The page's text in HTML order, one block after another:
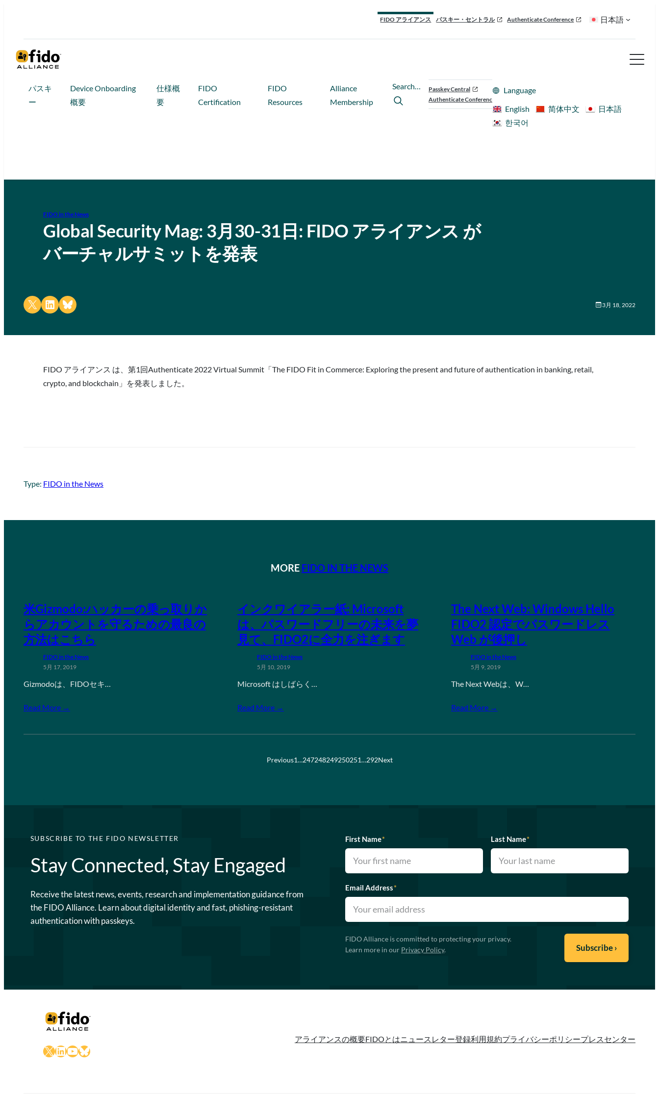
FIDO アライアンス パスキー・セントラル Authenticate Conference 日本語
パスキ
ー
Device Onboarding
概要
仕様概
要
FIDO
Certification
FIDO
Resources
Alliance
Membership
Search…
Passkey Central
Authenticate Conference
Language
English
简体中文
日本語
한국어
FIDO in the News
Global Security Mag: 3月30-31日: FIDO アライアンス が
バーチャルサミットを発表
Share on X Share on LinkedIn
Share on Bluesky 3月 18, 2022
FIDO アライアンス は、第1回Authenticate 2022 Virtual Summit「The FIDO Fit in Commerce: Exploring the present and future of authentication in banking, retail,
crypto, and blockchain」を発表しました。
Type: FIDO in the News
MORE FIDO IN THE NEWS
米Gizmodo:ハッカーの乗っ取りか
らアカウントを守るための最良の
方法はこちら
FIDO in the News
5月 17, 2019
Gizmodoは、FIDOセキ…
Read More →
インクワイアラー紙: Microsoft
は、パスワードフリーの未来を夢
見て、FIDO2に全力を注ぎます
FIDO in the News
5月 10, 2019
Microsoft はしばらく…
Read More →
The Next Web: Windows Hello
FIDO2 認定でパスワードレス
Web が後押し
FIDO in the News
5月 9, 2019
The Next Webは、W…
Read More →
Previous1…247248249250251…292Next
SUBSCRIBE TO THE FIDO NEWSLETTER
Stay Connected, Stay Engaged
Receive the latest news, events, research and implementation guidance from
the FIDO Alliance. Learn about digital identity and fast, phishing-resistant
authentication with passkeys.
First Name* Last Name*
Email Address*
FIDO Alliance is committed to protecting your privacy.
Learn more in our Privacy Policy.
X LinkedIn
YouTube
Bluesky
アライアンスの概要FIDOとはニュースレター登録利用規約プライバシーポリシープレスセンター